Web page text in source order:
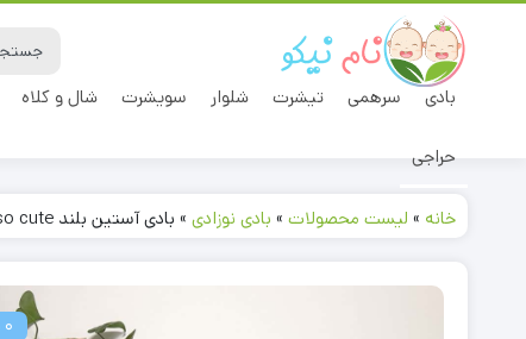
بادی
سرهمی تیشرت شلوار سویشرت شال و کلاه
حراجی
خانه » لیست محصولات» بادی نوزادی» بادی آستین بلند so cute طرح بابانوئل سبز
0 ماه